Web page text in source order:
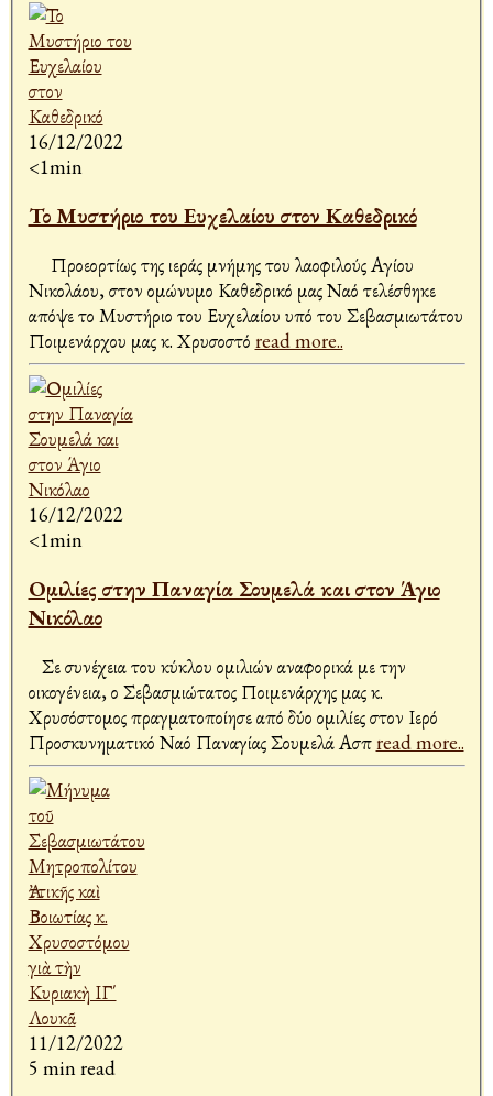
16/12/2022
<1min
Το Μυστήριο του Ευχελαίου στον Καθεδρικό
Προεορτίως της ιεράς μνήμης του λαοφιλούς Αγίου
Νικολάου, στον ομώνυμο Καθεδρικό μας Ναό τελέσθηκε
απόψε το Μυστήριο του Ευχελαίου υπό του Σεβασμιωτάτου
Ποιμενάρχου μας κ. Χρυσοστό read more..
16/12/2022
<1min
Ομιλίες στην Παναγία Σουμελά και στον Άγιο
Νικόλαο
Σε συνέχεια του κύκλου ομιλιών αναφορικά με την
οικογένεια, ο Σεβασμιώτατος Ποιμενάρχης μας κ.
Χρυσόστομος πραγματοποίησε από δύο ομιλίες στον Ιερό
Προσκυνηματικό Ναό Παναγίας Σουμελά Ασπread more..
11/12/2022
5 min read